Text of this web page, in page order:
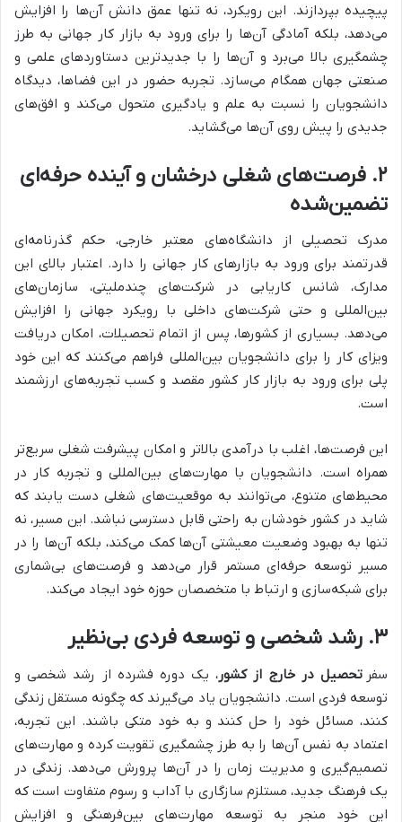
پیچیده بپردازند. این رویکرد، نه تنها عمق دانش آن‌ها را افزایش
می‌دهد، بلکه آمادگی آن‌ها را برای ورود به بازار کار جهانی به طرز
چشمگیری بالا می‌برد و آن‌ها را با جدیدترین دستاوردهای علمی و
صنعتی جهان همگام می‌سازد. تجربه حضور در این فضاها، دیدگاه
دانشجویان را نسبت به علم و یادگیری متحول می‌کند و افق‌های
جدیدی را پیش روی آن‌ها می‌گشاید.
۲. فرصت‌های شغلی درخشان و آینده حرفه‌ای
تضمین‌شده
مدرک تحصیلی از دانشگاه‌های معتبر خارجی، حکم گذرنامه‌ای
قدرتمند برای ورود به بازارهای کار جهانی را دارد. اعتبار بالای این
مدارک، شانس کاریابی در شرکت‌های چندملیتی، سازمان‌های
بین‌المللی و حتی شرکت‌های داخلی با رویکرد جهانی را افزایش
می‌دهد. بسیاری از کشورها، پس از اتمام تحصیلات، امکان دریافت
ویزای کار را برای دانشجویان بین‌المللی فراهم می‌کنند که این خود
پلی برای ورود به بازار کار کشور مقصد و کسب تجربه‌های ارزشمند
است.
این فرصت‌ها، اغلب با درآمدی بالاتر و امکان پیشرفت شغلی سریع‌تر
همراه است. دانشجویان با مهارت‌های بین‌المللی و تجربه کار در
محیط‌های متنوع، می‌توانند به موقعیت‌های شغلی دست یابند که
شاید در کشور خودشان به راحتی قابل دسترسی نباشد. این مسیر، نه
تنها به بهبود وضعیت معیشتی آن‌ها کمک می‌کند، بلکه آن‌ها را در
مسیر توسعه حرفه‌ای مستمر قرار می‌دهد و فرصت‌های بی‌شماری
برای شبکه‌سازی و ارتباط با متخصصان حوزه خود ایجاد می‌کند.
۳. رشد شخصی و توسعه فردی بی‌نظیر
سفر تحصیل در خارج از کشور، یک دوره فشرده از رشد شخصی و
توسعه فردی است. دانشجویان یاد می‌گیرند که چگونه مستقل زندگی
کنند، مسائل خود را حل کنند و به خود متکی باشند. این تجربه،
اعتماد به نفس آن‌ها را به طرز چشمگیری تقویت کرده و مهارت‌های
تصمیم‌گیری و مدیریت زمان را در آن‌ها پرورش می‌دهد. زندگی در
یک فرهنگ جدید، مستلزم سازگاری با آداب و رسوم متفاوت است که
این خود منجر به توسعه مهارت‌های بین‌فرهنگی و افزایش